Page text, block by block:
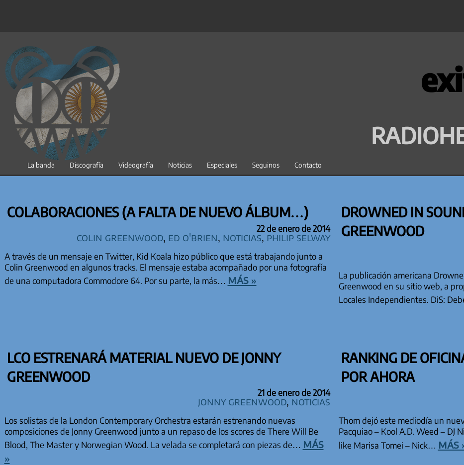
contenido
La banda Discografía Videografía Noticias Especiales Seguinos Contacto
COLABORACIONES (A FALTA DE NUEVO ÁLBUM…)
22 de enero de 2014
Colin Greenwood, Ed O'Brien Noticias Philip Selway
A través de un mensaje en Twitter, Kid Koala hizo público que está trabajando junto a
Colin Greenwood en algunos tracks. El mensaje estaba acompañado por una fotografía
de una computadora Commodore 64. Por su parte, la más… más »
DROWNED IN
GREENWOOD
La publicación americana
Greenwood en su sitio web, a
Locales Independientes. DiS:
LCO ESTRENARÁ MATERIAL NUEVO DE JONNY
GREENWOOD
21 de enero de 2014
Jonny Greenwood, Noticias
Los solistas de la London Contemporary Orchestra estarán estrenando nuevas
composiciones de Jonny Greenwood junto a un repaso de los scores de There Will Be
Blood, The Master y Norwegian Wood. La velada se completará con piezas de… más
»
RANKING DE
POR AHORA
Thom dejó este mediodía un
Pacquiao – Kool A.D. Weed – DJ
like Marisa Tomei – Nick… más